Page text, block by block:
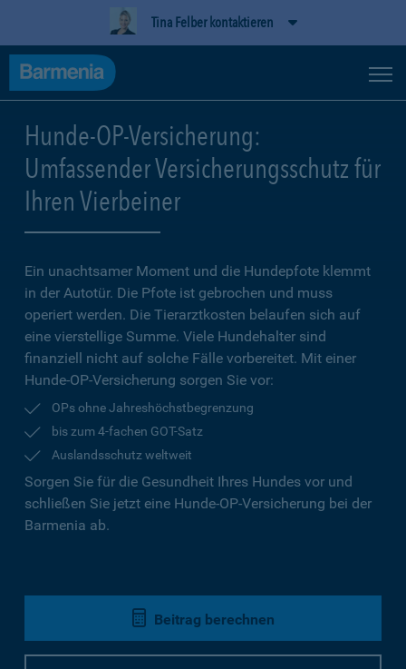
Tina Felber kontaktieren
Hunde-OP-Versicherung:
Umfassender Versicherungsschutz für
Ihren Vierbeiner
Ein unachtsamer Moment und die Hundepfote klemmt
in der Autotür. Die Pfote ist gebrochen und muss
operiert werden. Die Tierarztkosten belaufen sich auf
eine vierstellige Summe. Viele Hundehalter sind
finanziell nicht auf solche Fälle vorbereitet. Mit einer
Hunde-OP-Versicherung sorgen Sie vor:
OPs ohne Jahreshöchstbegrenzung
bis zum 4-fachen GOT-Satz
Auslandsschutz weltweit
Sorgen Sie für die Gesundheit Ihres Hundes vor und
schließen Sie jetzt eine Hunde-OP-Versicherung bei der
Barmenia ab.
Beitrag berechnen